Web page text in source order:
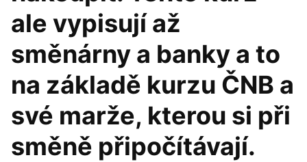
ale vypisují až
směnárny a banky a to
na základě kurzu ČNB a
své marže, kterou si při
směně připočítávají.